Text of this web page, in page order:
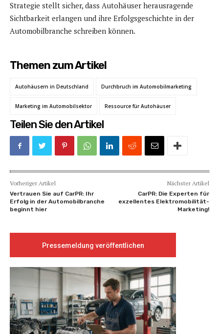
Strategie stellt sicher, dass Autohäuser herausragende
Sichtbarkeit erlangen und ihre Erfolgsgeschichte in der
Automobilbranche schreiben können.
Themen zum Artikel
Autohäusern in Deutschland Durchbruch im Automobilmarketing
Marketing im Automobilsektor Ressource für Autohäuser
Teilen Sie den Artikel
Vorheriger Artikel
Vertrauen Sie auf CarPR: Ihr
Erfolg in der Automobilbranche
beginnt hier
Nächster Artikel
CarPR: Die Experten für
exzellentes Elektromobilität-
Marketing!
Pressemeldung veröffentlichen